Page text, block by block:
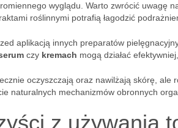
wyglądu. Warto zwrócić uwagę
roślinnymi potrafią łagodzić
aplikacją innych preparatów
czy kremach mogą działać
oczyszczają oraz nawilżają skórę, ale
naturalnych mechanizmów obronnych
z używania